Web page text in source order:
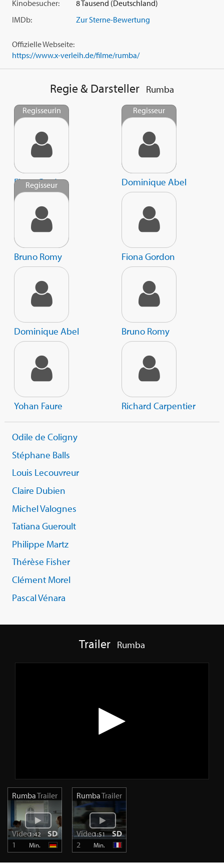
Kinobesucher:
8 Tausend (Deutschland)
IMDb:
Zur Sterne-Bewertung
Offizielle Webseite:
https://www.x-verleih.de/filme/rumba/
Regie & Darsteller Rumba
Regisseurin
Fiona Gordon
Regisseur
Dominique Abel
Regisseur
Bruno Romy Fiona Gordon
Dominique Abel Bruno Romy
Yohan Faure Richard Carpentier
Odile de Coligny
Stéphane Balls
Louis Lecouvreur
Claire Dubien
Michel Valognes
Tatiana Gueroult
Philippe Martz
Thérèse Fisher
Clément Morel
Pascal Vénara
Trailer Rumba
RumbaTrailer
Video
1
1:42
Min.
SD
RumbaTrailer
Video
2
1:51
Min.
SD